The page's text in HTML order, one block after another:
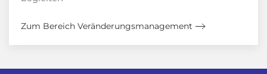
Zum Bereich Veränderungsmanagement